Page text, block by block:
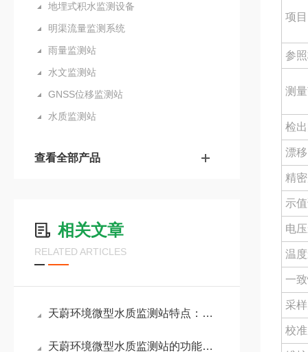
地埋式积水监测设备
明渠流量监测系统
雨量监测站
水文监测站
GNSS位移监测站
水质监测站
查看全部产品
相关文章
RELATED ARTICLES
天蔚环境微型水质监测站特点：低检测下限，满足地表水在线监测规范要求
天蔚环境微型水质监测站的功能：在户外独立完成水体的智能化监测
项目
参
测
检
漂移
精
示
电
温
一
采
校